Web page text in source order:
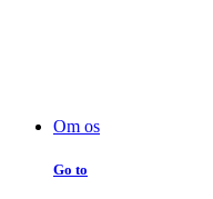
Om os
Go to